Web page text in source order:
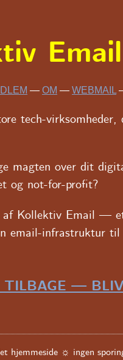
Email
— OM — WEBMAIL
tech-
magten over dit
og not-for-profit?
af Kollektiv Email —
email-infrastruktur
TILBAGE —
hjemmeside ☼ ingen